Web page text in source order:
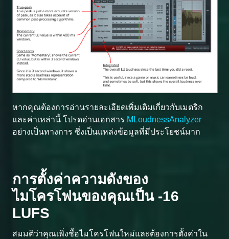
หากคุณต้องการอ่านรายละเอียดเพิ่มเติมเกี่ยวกับเมตริก
และค่าเหล่านี้ โปรดอ่านเอกสาร MLoudnessAnalyzer
อย่างเป็นทางการ ซึ่งเป็นแหล่งข้อมูลที่มีประโยชน์มาก
การตั้งค่าความดังของ
ไมโครโฟนของคุณเป็น -16
LUFS
สมมติว่าคุณเพิ่งซื้อไมโครโฟนใหม่และต้องการตั้งค่าใน